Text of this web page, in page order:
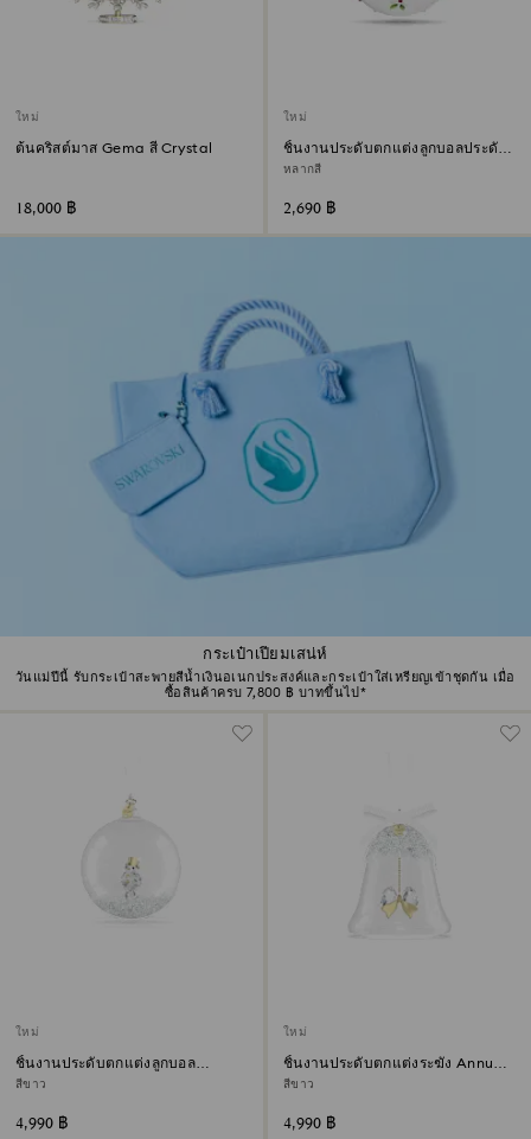
กระเป๋าเปี่ยมเสน่ห์
วันแม่ปีนี้ รับกระเป๋าสะพายสีน้ำเงินอเนกประสงค์และกระเป๋าใส่เหรียญเข้าชุดกัน เมื่อ
ซื้อสินค้าครบ 7,800 ฿ บาทขึ้นไป*
ใหม่
ต้นคริสต์มาส Gema สี Crystal
18,000 ฿
ใหม่
ชิ้นงานประดับตกแต่งลูกบอลประดับ
ลวดลายมิสเซิลโท Holiday Cheers
หลากสี
2,690 ฿
ใหม่
ชิ้นงานประดับตกแต่งลูกบอล
Annual Edition ประจำปี 2026
สีขาว
4,990 ฿
ใหม่
ชิ้นงานประดับตกแต่งระฆัง Annual
Edition ประจำปี 2026
สีขาว
4,990 ฿